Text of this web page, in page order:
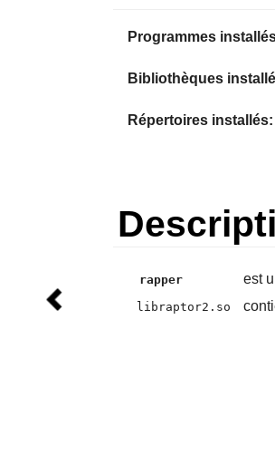
Programmes
Bibliothèques
Répertoires installés:
rapper est
libraptor2.so